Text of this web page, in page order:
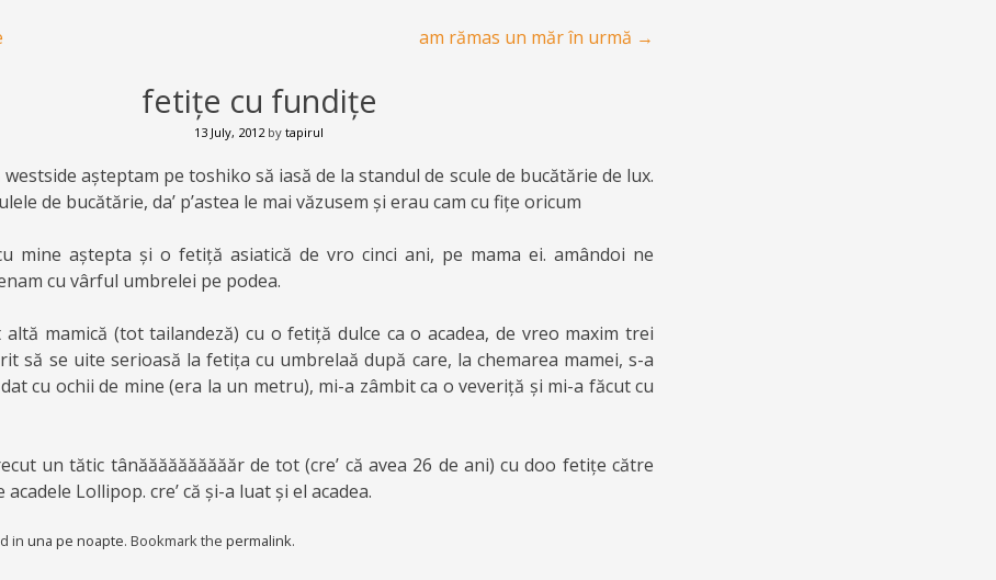
am rămas un măr în urmă →
fetițe cu fundițe
13 July, 2012by tapirul
așteptam pe toshiko să iasă de la standul de scule de bucătărie de lux.
de bucătărie, da’ p’astea le mai văzusem și erau cam cu fițe oricum
mine aștepta și o fetiță asiatică de vro cinci ani, pe mama ei. amândoi ne
cu vârful umbrelei pe podea.
mamică (tot tailandeză) cu o fetiță dulce ca o acadea, de vreo maxim trei
să se uite serioasă la fetița cu umbrelaă după care, la chemarea mamei, s-a
cu ochii de mine (era la un metru), mi-a zâmbit ca o veveriță și mi-a făcut cu
un tătic tânăăăăăăăăăăr de tot (cre’ că avea 26 de ani) cu doo fetițe către
Lollipop. cre’ că și-a luat și el acadea.
in una pe noapte. Bookmark the permalink.